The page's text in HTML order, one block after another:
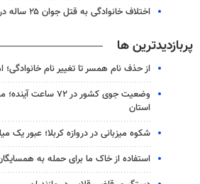
اختلاف خانوادگی به قتل جوان ۲۵ ساله در شاهرود منجر شد
پربازدیدترین ها
از حذف نام همسر تا تغییر نام
استان
شکوه میزبانی در دروازه کربلا؛ عبور یک
استفاده از خاک ما برای حمله به